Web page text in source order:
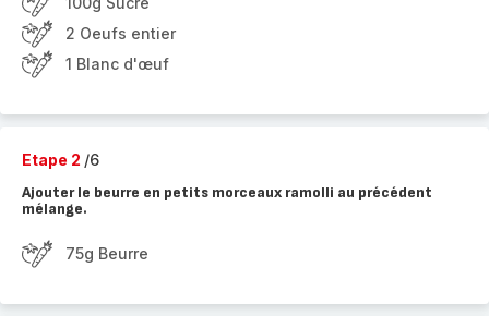
2 Oeufs entier
1 Blanc d'œuf
Etape 2 /6
Ajouter le beurre en petits morceaux ramolli au précédent
mélange.
75g Beurre